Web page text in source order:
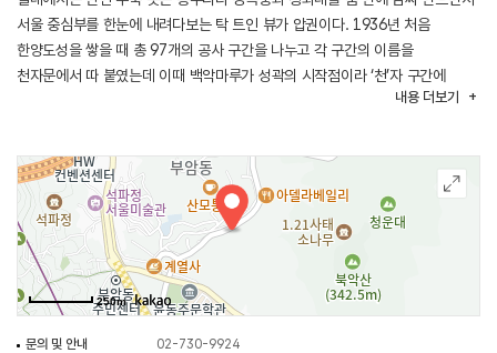
서울 중심부를 한눈에 내려다보는 탁 트인 뷰가 압권이다. 1936년 처음
한양도성을 쌓을 때 총 97개의 공사 구간을 나누고 각 구간의 이름을
천자문에서 따 붙였는데 이때 백악마루가 성곽의 시작점이라 ‘천’자 구간에
해당했다 한다. 한양도성에서는 가장 높은 위치이다 보니 백악산과 인왕산에
향로봉, 비봉, 승가봉, 문수봉, 형제봉 순으로 이어지는 북한산 봉우리까지
하나하나 감상하는 특별한 시간을 만끽할 수 있다.
내용 더보기
250m
문의 및 안내
02-730-9924